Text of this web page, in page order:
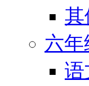
其
六年
语